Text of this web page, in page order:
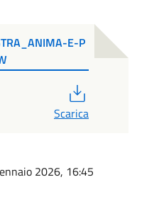
E-P
Scarica
2026, 16:45